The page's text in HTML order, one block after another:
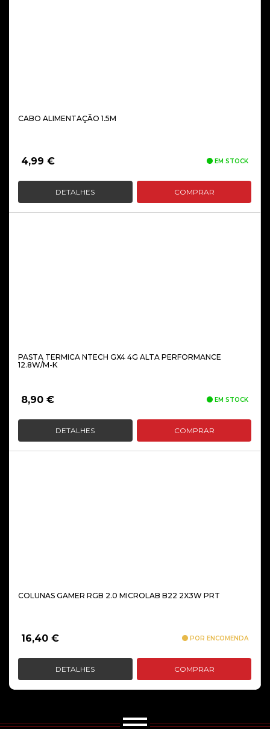
CABO ALIMENTAÇÃO 1.5M
4,99 € EM STOCK
DETALHES COMPRAR
PASTA TERMICA NTECH GX4 4G ALTA PERFORMANCE
12.8W/M-K
8,90 € EM STOCK
DETALHES COMPRAR
COLUNAS GAMER RGB 2.0 MICROLAB B22 2X3W PRT
16,40 € POR ENCOMENDA
DETALHES COMPRAR